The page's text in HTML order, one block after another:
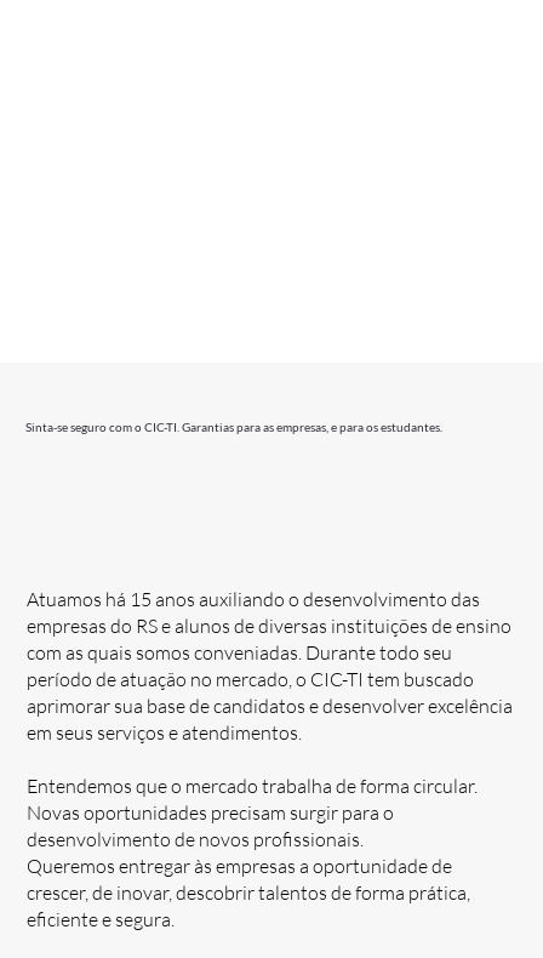
Atuamos há 15 anos auxiliando o desenvolvimento das
empresas do RS e alunos de diversas instituições de ensino
com as quais somos conveniadas. Durante todo seu
período de atuação no mercado, o CIC-TI tem buscado
aprimorar sua base de candidatos e desenvolver excelência
em seus serviços e atendimentos.
Entendemos que o mercado trabalha de forma circular.
Novas oportunidades precisam surgir para o
desenvolvimento de novos profissionais.
Queremos entregar às empresas a oportunidade de
crescer, de inovar, descobrir talentos de forma prática,
eficiente e segura.
Sinta-se seguro com o CIC-TI. Garantias para as empresas, e para os estudantes.